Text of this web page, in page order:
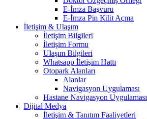
E-İmza Başvuru
E-İmza Pin Kilit Açma
İletişim & Ulaşım
İletişim Bilgileri
İletişim Formu
Ulaşım Bilgileri
Whatsapp İletişim Hattı
Otopark Alanları
Alanlar
Navigasyon Uygulaması
Hastane Navigasyon Uygulaması
Dijital Medya
İletişim & Tanıtım Faaliyetleri